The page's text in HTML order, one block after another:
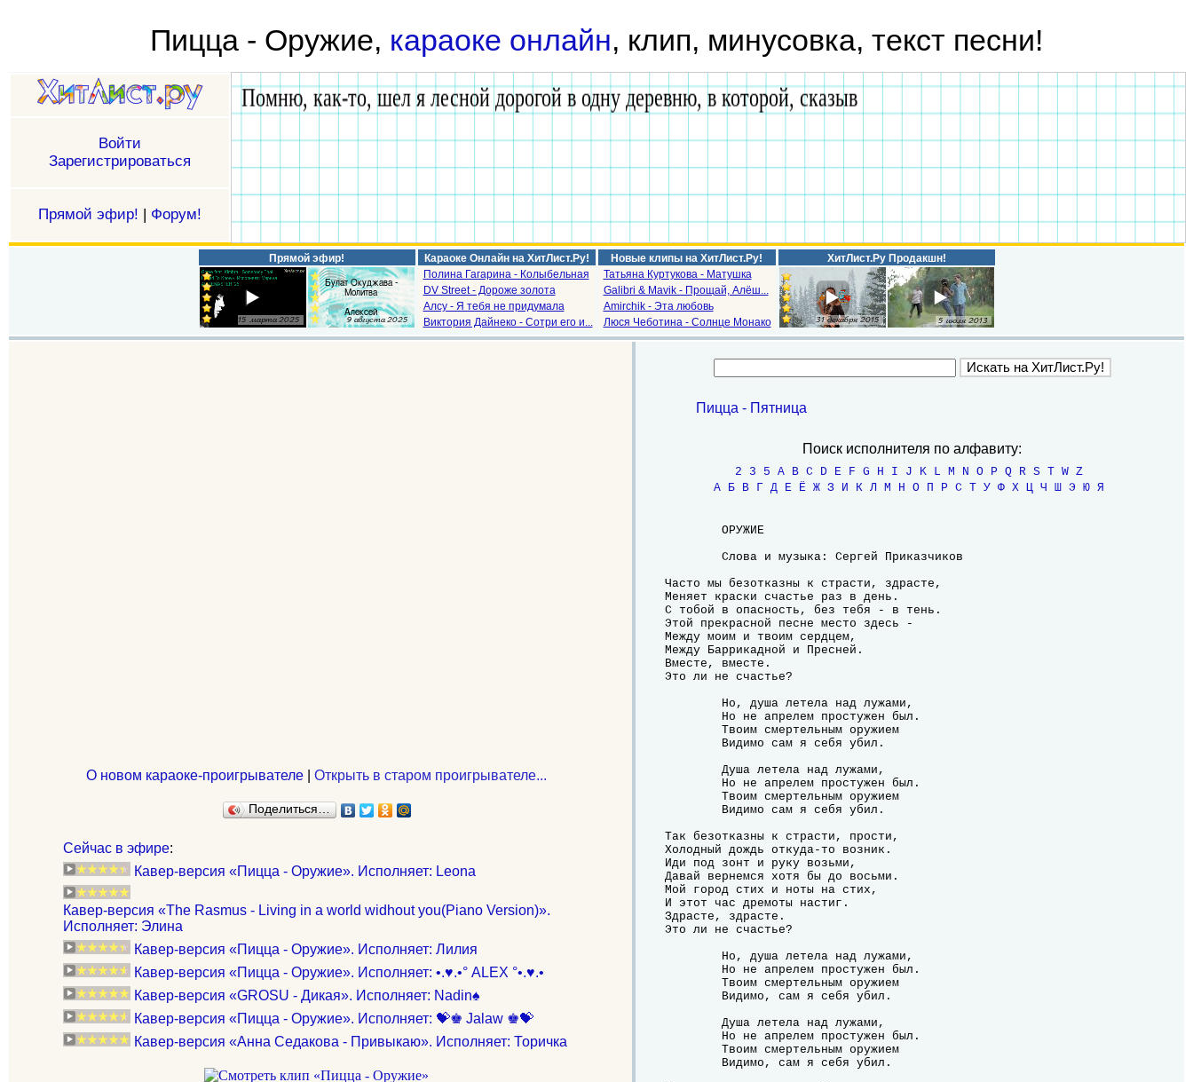
Пицца - Оружие, караоке онлайн, клип, минусовка, текст песни!
Войти
Зарегистрироваться
Прямой эфир! | Форум!
Прямой эфир!
Караоке Онлайн на ХитЛист.Ру!
Полина Гагарина - Колыбельная
DV Street - Дороже золота
Алсу - Я тебя не придумала
Виктория Дайнеко - Сотри его и...
Новые клипы на ХитЛист.Ру!
Татьяна Куртукова - Матушка
Galibri & Mavik - Прощай, Алёш...
Amirchik - Эта любовь
Люся Чеботина - Солнце Монако
ХитЛист.Ру Продакшн!
О новом караоке-проигрывателе |Открыть в старом проигрывателе...
Поделиться…
Сейчас в эфире:
Кавер-версия «Пицца - Оружие». Исполняет: Leona
Кавер-версия «The Rasmus - Living in a world widhout you(Piano Version)».
Исполняет: Элина
Кавер-версия «Пицца - Оружие». Исполняет: Лилия
Кавер-версия «Пицца - Оружие». Исполняет: •.♥.•° ALEX °•.♥.•
Кавер-версия «GROSU - Дикая». Исполняет: Nadin♠
Кавер-версия «Пицца - Оружие». Исполняет: 💝♚ Jalaw ♚💝
Кавер-версия «Анна Седакова - Привыкаю». Исполняет: Торичка
Пицца - Пятница
Поиск исполнителя по алфавиту:
2 3 5 A B C D E F G H I J K L M N O P Q R S T W Z
А
Б В Г Д Е Ё Ж З И К Л М Н О П Р С Т У Ф Х Ц Ч Ш Э Ю Я
Часто мы безотказны к страсти, здрасте,
Меняет краски счастье раз в день.
С тобой в опасность, без тебя - в тень.
Этой прекрасной песне место здесь -
Между моим и твоим сердцем,
Между Баррикадной и Пресней.
Вместе, вместе.
Это ли не счастье?
Так безотказны к страсти, прости,
Холодный дождь откуда-то возник.
Иди под зонт и руку возьми,
Давай вернемся хотя бы до восьми.
Мой город стих и ноты на стих,
И этот час дремоты настиг.
Здрасте, здрасте.
Это ли не счастье?